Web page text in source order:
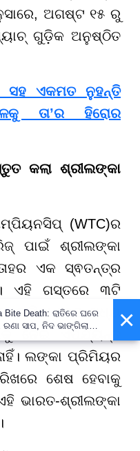
ଅଗଷ୍ଟ ୧୫ ରୁ
ଗୁଡ଼ିକ ଅନୁଷ୍ଠିତ
ସହ ଏକମତ ନୁହନ୍ତି
ତା’ର ହିରୋର
କଲା ଶ୍ରୀଲଙ୍କା
(WTC)ର
ପାଇଁ ଶ୍ରୀଲଙ୍କା
ଏକ ସ୍ଵତନ୍ତ୍ର
ଏହି ଗସ୍ତରେ ୩ଟି
ନେଇ ମଧ୍ୟ
ନେଇ ଏପର୍ଯ୍ୟନ୍ତ
ଲଙ୍କା ପ୍ରିମିୟର
ଶେଷ ହେବାକୁ
ଭାରତ-ଶ୍ରୀଲଙ୍କା
×
Bite Death: ରାତିରେ ଘରେ
ରଣା ସାପ, ନିଦ ଭାଙ୍ଗିଲା